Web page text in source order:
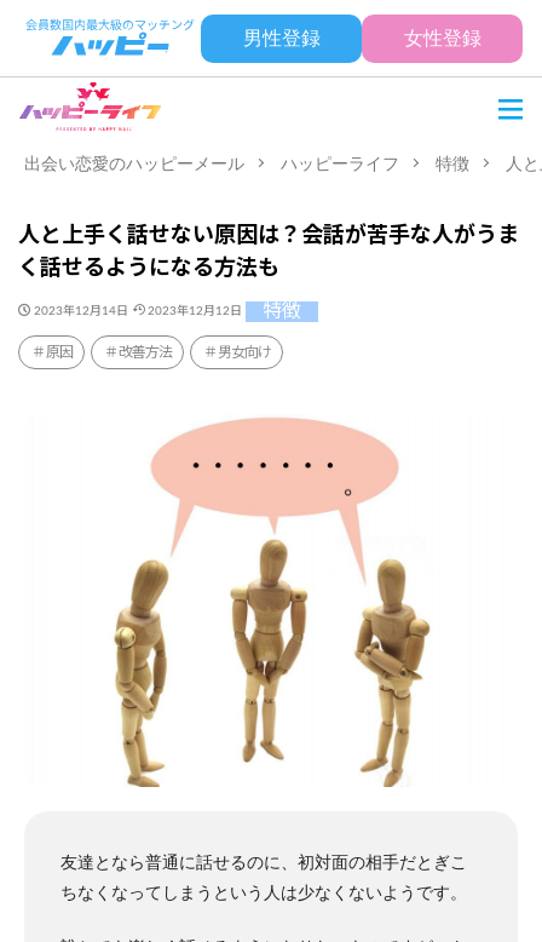
男性登録 女性登録
出会い恋愛のハッピーメール ハッピーライフ 特徴 人
人と上手く話せない原因は？会話が苦手な人がうま
く話せるようになる方法も
2023年12月14日 2023年12月12日 特徴
原因 改善方法 男女向け
友達となら普通に話せるのに、初対面の相手だとぎこ
ちなくなってしまうという人は少なくないようです。